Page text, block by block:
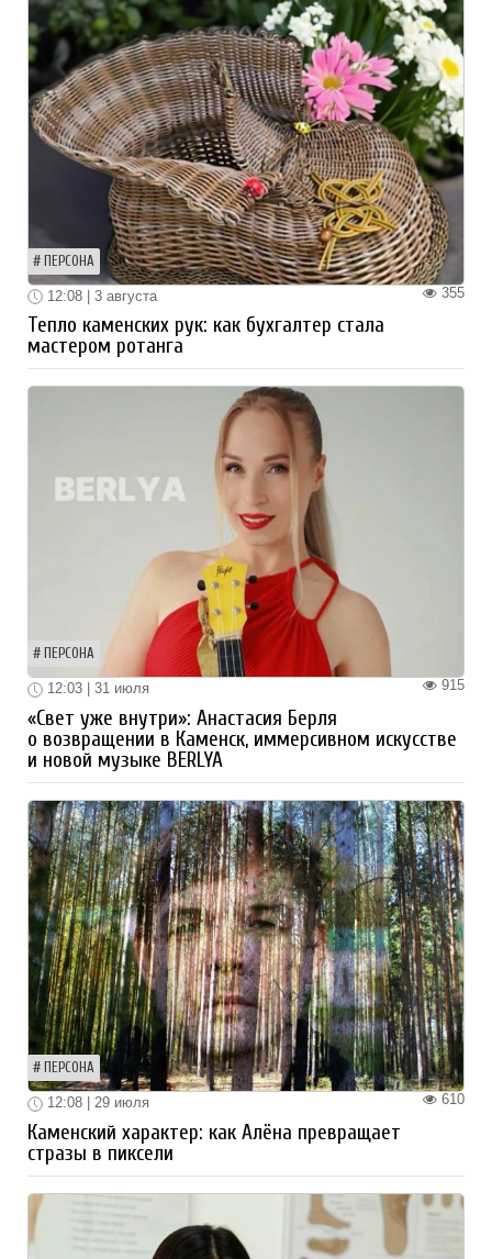
ПЕРСОНА
355
12:08 | 3 августа
Тепло каменских рук: как бухгалтер стала
мастером ротанга
ПЕРСОНА
915
12:03 | 31 июля
«Свет уже внутри»: Анастасия Берля
о возвращении в Каменск, иммерсивном искусстве
и новой музыке BERLYA
ПЕРСОНА
610
12:08 | 29 июля
Каменский характер: как Алёна превращает
стразы в пиксели